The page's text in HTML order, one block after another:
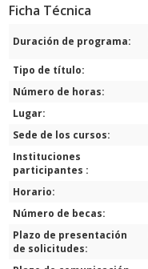
Ficha Técnica
Duración de programa:
Tipo de título:
Número de horas:
Lugar:
Sede de los cursos:
Instituciones
participantes :
Horario:
Número de becas:
Plazo de presentación
de solicitudes: